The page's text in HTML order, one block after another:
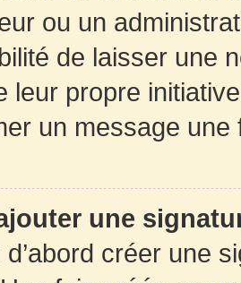
ou un
de laisser une
leur propre
un message une
une
créer une